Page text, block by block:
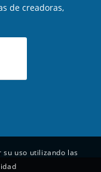
de creadoras,
su uso utilizando las